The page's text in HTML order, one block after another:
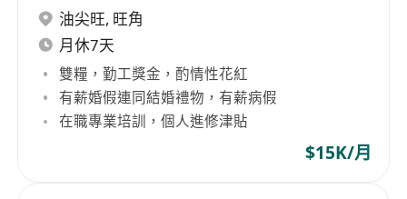
油尖旺, 旺角
月休7天
雙糧，勤工獎金，酌情性花紅
有薪婚假連同結婚禮物，有薪病假
在職專業培訓，個人進修津貼
$15K/月